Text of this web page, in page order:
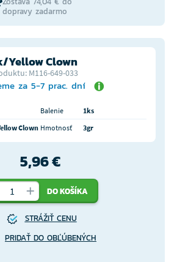
dopravy zadarmo
Yellow Clown
M116-649-033
za 5-7 prac. dní
Balenie
1ks
Clown Hmotnosť 3gr
5,96 €
DO KOŠÍKA
STRÁŽIŤ CENU
PRIDAŤ DO OBĽÚBENÝCH